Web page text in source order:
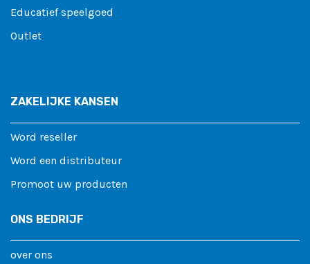
Educatief speelgoed
Outlet
ZAKELIJKE KANSEN
Word reseller
Word een distributeur
Promoot uw producten
ONS BEDRIJF
over ons